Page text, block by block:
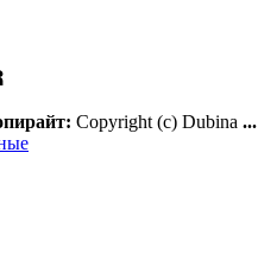
Copyright (c) Dubina ...